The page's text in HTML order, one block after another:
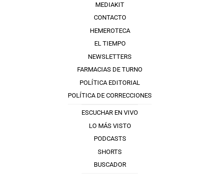
MEDIAKIT
CONTACTO
HEMEROTECA
EL TIEMPO
NEWSLETTERS
FARMACIAS DE TURNO
POLÍTICA EDITORIAL
POLÍTICA DE CORRECCIONES
ESCUCHAR EN VIVO
LO MÁS VISTO
PODCASTS
SHORTS
BUSCADOR